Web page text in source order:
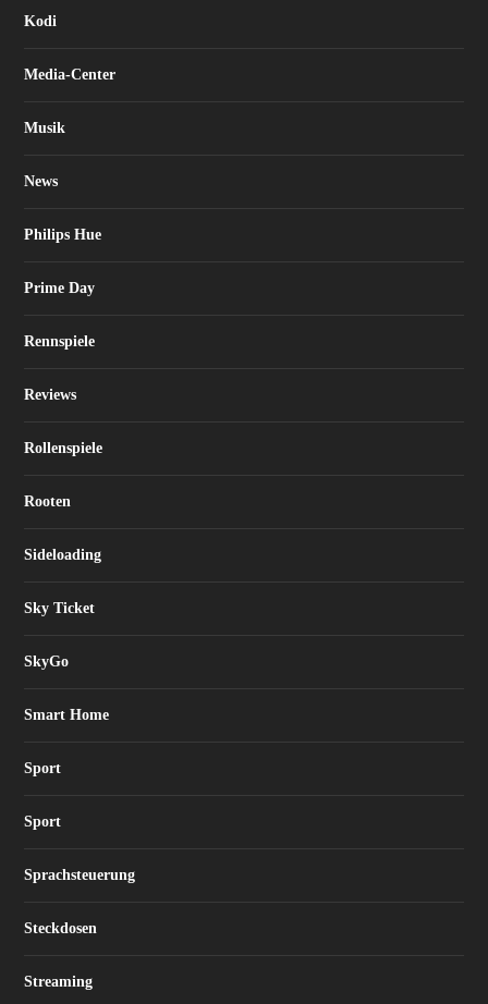
Kodi
Media-Center
Musik
News
Philips Hue
Prime Day
Rennspiele
Reviews
Rollenspiele
Rooten
Sideloading
Sky Ticket
SkyGo
Smart Home
Sport
Sport
Sprachsteuerung
Steckdosen
Streaming